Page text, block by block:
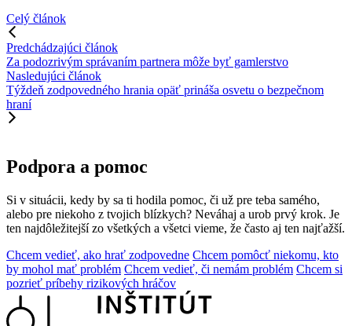
Celý článok
Predchádzajúci článok
Za podozrivým správaním partnera môže byť gamlerstvo
Nasledujúci článok
Týždeň zodpovedného hrania opäť prináša osvetu o bezpečnom
hraní
Podpora a pomoc
Si v situácii, kedy by sa ti hodila pomoc, či už pre teba samého,
alebo pre niekoho z tvojich blízkych? Neváhaj a urob prvý krok. Je
ten najdôležitejší zo všetkých a všetci vieme, že často aj ten najťažší.
Chcem vedieť, ako hrať zodpovedne Chcem pomôcť niekomu, kto
by mohol mať problém Chcem vedieť, či nemám problém Chcem si
pozrieť príbehy rizikových hráčov